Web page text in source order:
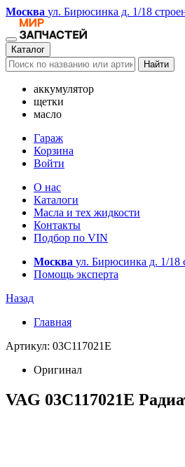
Москва ул. Бирюсинка д. 1/18
Каталог
Найти
аккумулятор
щетки
масло
Гараж
Корзина
Войти
О нас
Каталоги
Масла и тех жидкости
Контакты
Подбор по VIN
Москва ул. Бирюсинка д. 1/18
Помощь эксперта
Назад
Главная
Артикул: 03C117021E
Оригинал
VAG 03C117021E